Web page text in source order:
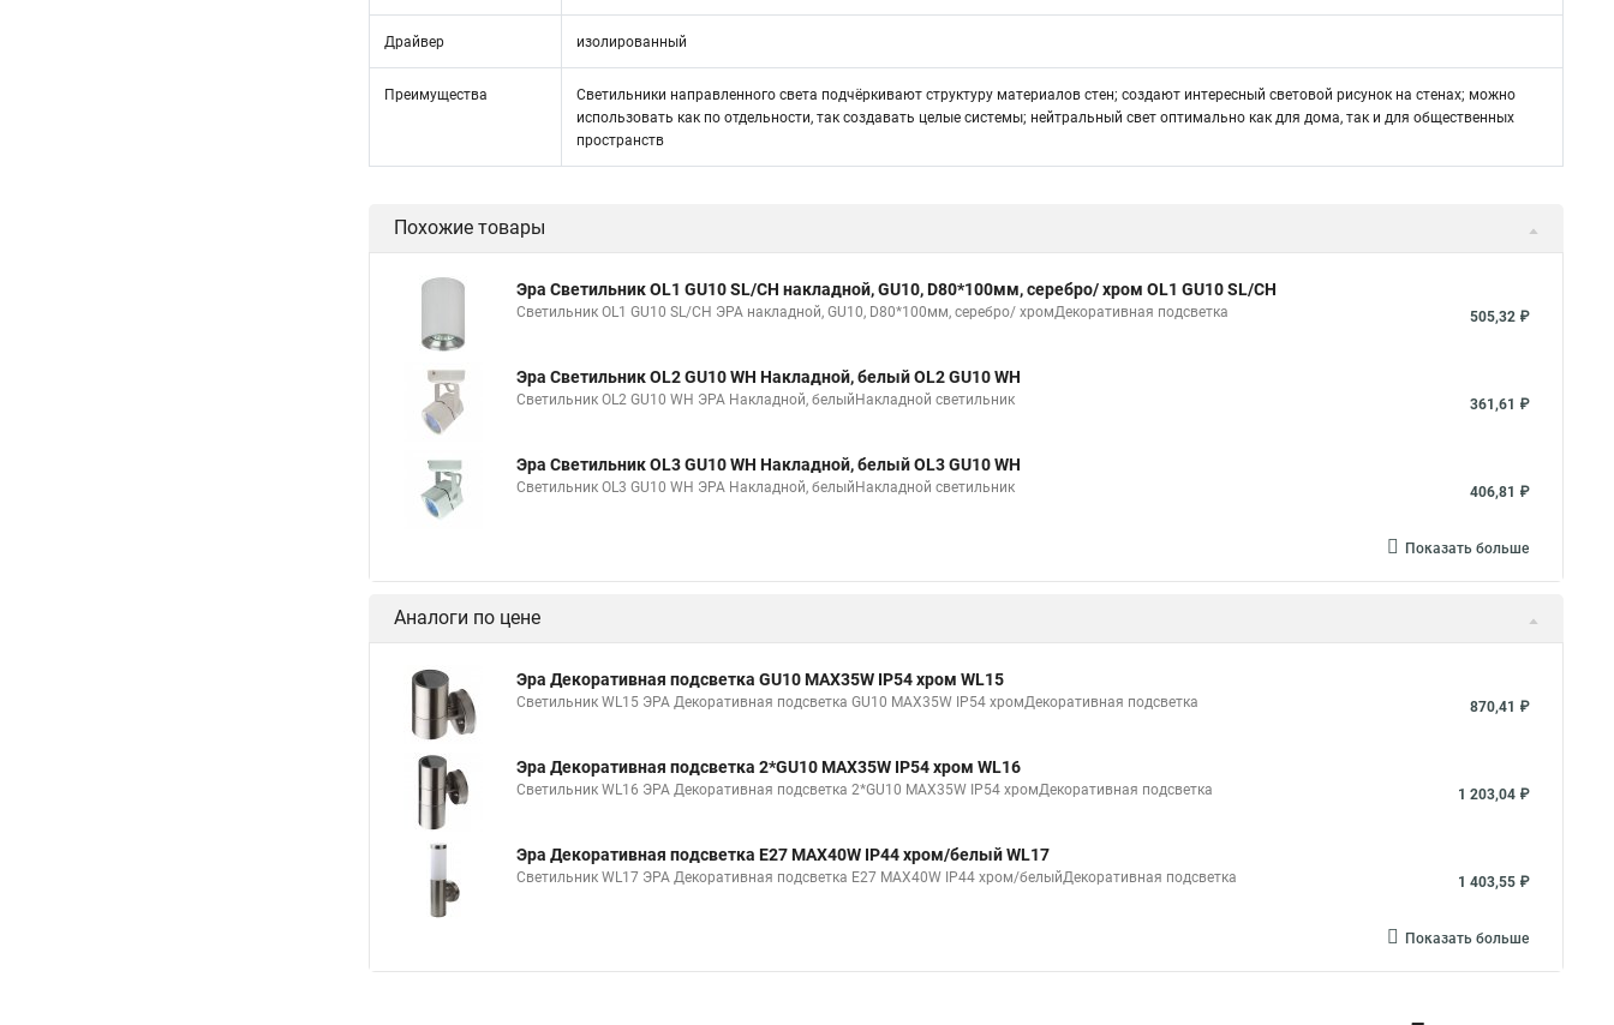
Драйвер изолированный
Преимущества
Светильники направленного света подчёркивают структуру материалов стен; создают интересный световой рисунок на стенах; можно
использовать как по отдельности, так создавать целые системы; нейтральный свет оптимально как для дома, так и для общественных
пространств
Похожие товары
Эра Светильник OL1 GU10 SL/CH накладной, GU10, D80*100мм, серебро/ хром OL1 GU10 SL/CH
Светильник OL1 GU10 SL/CH ЭРА накладной, GU10, D80*100мм, серебро/ хромДекоративная подсветка 505,32 ₽
Эра Светильник OL2 GU10 WH Накладной, белый OL2 GU10 WH
Светильник OL2 GU10 WH ЭРА Накладной, белыйНакладной светильник 361,61 ₽
Эра Светильник OL3 GU10 WH Накладной, белый OL3 GU10 WH
Светильник OL3 GU10 WH ЭРА Накладной, белыйНакладной светильник 406,81 ₽
Показать больше
Аналоги по цене
Эра Декоративная подсветка GU10 MAX35W IP54 хром WL15
Светильник WL15 ЭРА Декоративная подсветка GU10 MAX35W IP54 хромДекоративная подсветка 870,41 ₽
Эра Декоративная подсветка 2*GU10 MAX35W IP54 хром WL16
Светильник WL16 ЭРА Декоративная подсветка 2*GU10 MAX35W IP54 хромДекоративная подсветка 1 203,04 ₽
Эра Декоративная подсветка E27 MAX40W IP44 хром/белый WL17
Светильник WL17 ЭРА Декоративная подсветка E27 MAX40W IP44 хром/белыйДекоративная подсветка 1 403,55 ₽
Показать больше